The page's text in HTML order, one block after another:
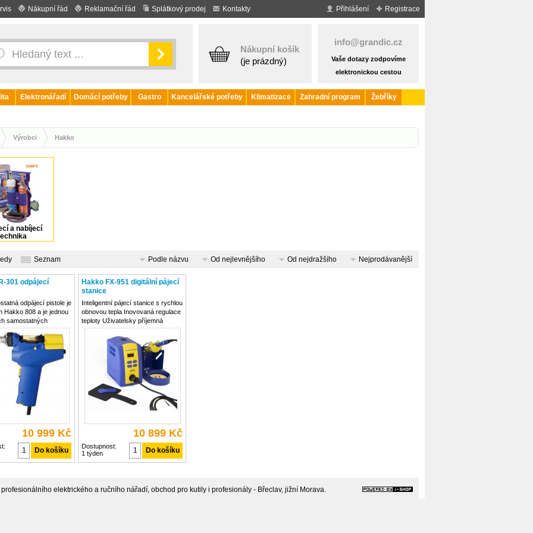
Nákupní řád Reklamační řád Splátkový prodej Kontakty Registrace
Přihlášení
Nákupní košík
(je prázdný)
info@grandic.cz
Vaše dotazy zodpovíme
elektronickou cestou
Elektronářadí Domácí potřeby Gastro Kancelářské potřeby Klimatizace Zahradní program
Žebříky
Výrobci Hakko
a nabíjecí
Seznam Podle názvu Od nejlevnějšího Od nejdražšího Nejprodávanější
301 odpájecí
odpájecí pistole je
Hakko 808 a je jednou
samostatných
pistolí na trhu.
znamená, že tuto
lze používat bez
jako je odpájecí
10 999 Kč
Hakko FX-951 digitální pájecí
stanice
Inteligentní pájecí stanice s rychlou
obnovou tepla Inovovaná regulace
teploty Uživatelsky příjemná
konstrukce Bezpečná konstrukce
z pohledu ESD Standardní
zařízení: 84 typů hrotů Funkce
šetřící energii Řada pájecích hrotů:
10 899 Kč
Dostupnost:
1 týden
elektrického a ručního nářadí, obchod pro kutily i profesionály - Břeclav, jižní Morava.